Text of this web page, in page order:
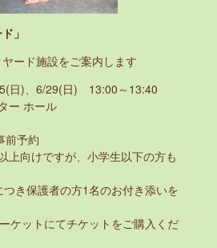
」
ード施設をご案内します
日)、6/29(日) 13:00～13:40
ー ホール
予約
上向けですが、小学生以下の方も
き保護者の方1名のお付き添いを
ケットにてチケットをご購入くだ